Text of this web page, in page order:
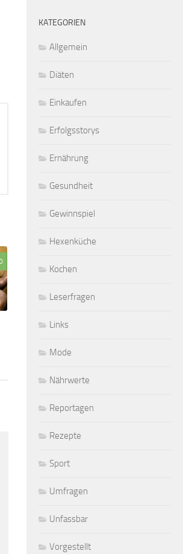
KATEGORIEN
Allgemein
Diäten
Einkaufen
Erfolgsstorys
Ernährung
Gesundheit
Gewinnspiel
Hexenküche
Kochen
Leserfragen
Links
Mode
Nährwerte
Reportagen
Rezepte
Sport
Umfragen
Unfassbar
Vorgestellt